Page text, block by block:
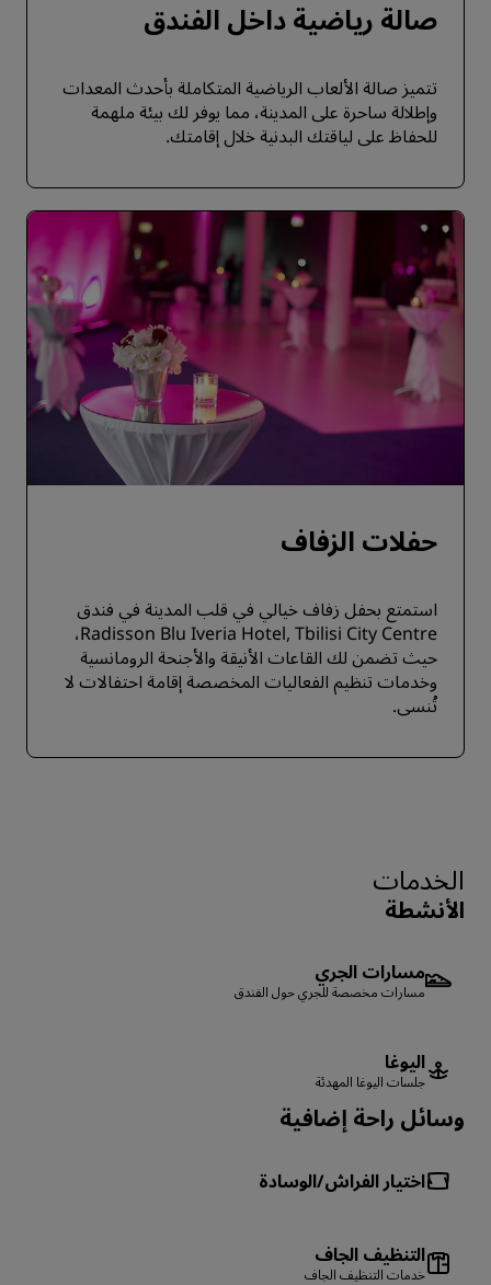
صالة رياضية داخل الفندق
تتميز صالة الألعاب الرياضية المتكاملة بأحدث المعدات
وإطلالة ساحرة على المدينة، مما يوفر لك بيئة ملهمة
للحفاظ على لياقتك البدنية خلال إقامتك.
حفلات الزفاف
استمتع بحفل زفاف خيالي في قلب المدينة في فندق
Radisson Blu Iveria Hotel, Tbilisi City Centre،
حيث تضمن لك القاعات الأنيقة والأجنحة الرومانسية
وخدمات تنظيم الفعاليات المخصصة إقامة احتفالات لا
تُنسى.
الخدمات
الأنشطة
مسارات الجري
مسارات مخصصة للجري حول الفندق
اليوغا
جلسات اليوغا المهدئة
وسائل راحة إضافية
اختيار الفراش/الوسادة
التنظيف الجاف
خدمات التنظيف الجاف